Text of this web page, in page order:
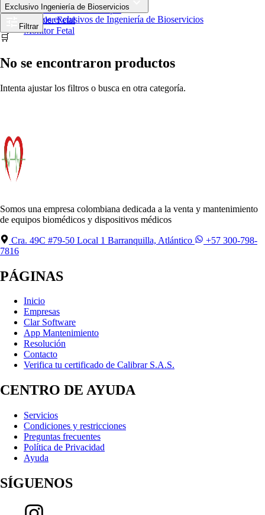
Lamparas de Foto Terapia
Doppler Fetal
Monitor Fetal
Exclusivo Ingeniería de Bioservicios
Productos exclusivos de Ingeniería de Bioservicios
Filtrar
🛒
No se encontraron productos
Intenta ajustar los filtros o busca en otra categoría.
Somos una empresa colombiana dedicada a la venta y mantenimiento
de equipos biomédicos y dispositivos médicos
Cra. 49C #79-50 Local 1 Barranquilla, Atlántico
+57 300-798-
7816
PÁGINAS
Inicio
Empresas
Clar Software
App Mantenimiento
Resolución
Contacto
Verifica tu certificado de Calibrar S.A.S.
CENTRO DE AYUDA
Servicios
Condiciones y restricciones
Preguntas frecuentes
Política de Privacidad
Ayuda
SÍGUENOS